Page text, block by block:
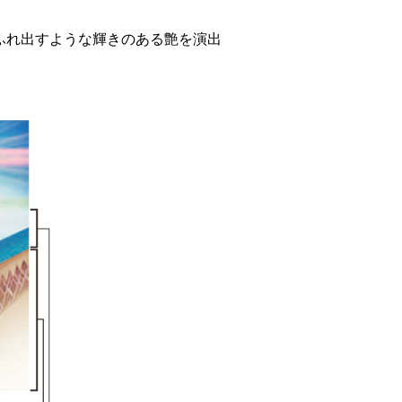
出すような輝きのある艶を演出